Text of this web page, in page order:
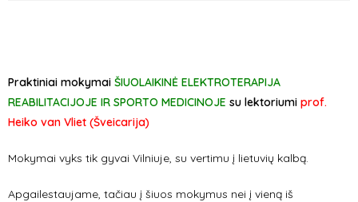
Praktiniai mokymai ŠIUOLAIKINĖ ELEKTROTERAPIJA
REABILITACIJOJE IR SPORTO MEDICINOJE su lektoriumi prof.
Heiko van Vliet (Šveicarija)
Mokymai vyks tik gyvai Vilniuje, su vertimu į lietuvių kalbą.
Apgailestaujame, tačiau į šiuos mokymus nei į vieną iš